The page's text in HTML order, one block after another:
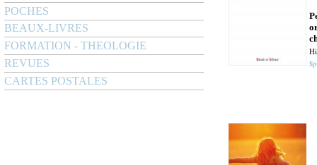
POCHES
BEAUX-LIVRES
FORMATION - THEOLOGIE
REVUES
CARTES POSTALES